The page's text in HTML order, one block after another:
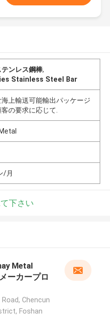
テンレス鋼棒,
Stainless Steel Bar
上輸送可能輸出パッケージ
の要求に応じて.
/月
下さい
Metal
ーカープロ
Chencun
Foshan